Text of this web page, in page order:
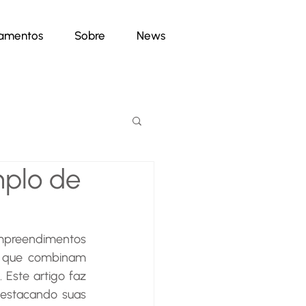
Sobre News
de
combinam
Este artigo faz
suas